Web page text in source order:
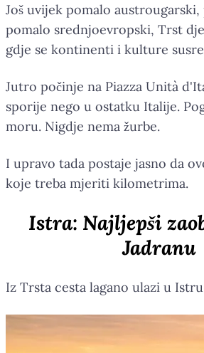
Još uvijek pomalo
pomalo srednjoevropski, Trst
gdje se kontinenti i kulture
Jutro počinje na Piazza Unità
sporije nego u ostatku Italije.
moru. Nigdje nema žurbe.
I upravo tada postaje jasno da
koje treba mjeriti kilometrima.
Istra: Najljepši
Jadranu
Iz Trsta cesta lagano ulazi u